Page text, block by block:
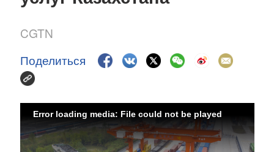
CGTN
Поделиться
Error loading media: File could not be played